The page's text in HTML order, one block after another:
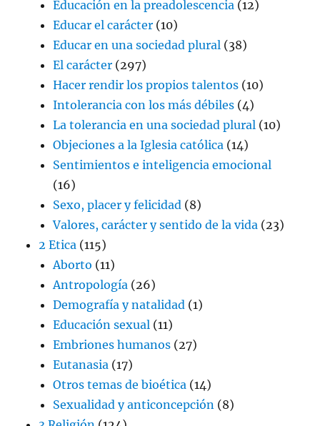
Educación en la preadolescencia (12)
Educar el carácter (10)
Educar en una sociedad plural (38)
El carácter (297)
Hacer rendir los propios talentos (10)
Intolerancia con los más débiles (4)
La tolerancia en una sociedad plural (10)
Objeciones a la Iglesia católica (14)
Sentimientos e inteligencia emocional
(16)
Sexo, placer y felicidad (8)
Valores, carácter y sentido de la vida (23)
2 Etica (115)
Aborto (11)
Antropología (26)
Demografía y natalidad (1)
Educación sexual (11)
Embriones humanos (27)
Eutanasia (17)
Otros temas de bioética (14)
Sexualidad y anticoncepción (8)